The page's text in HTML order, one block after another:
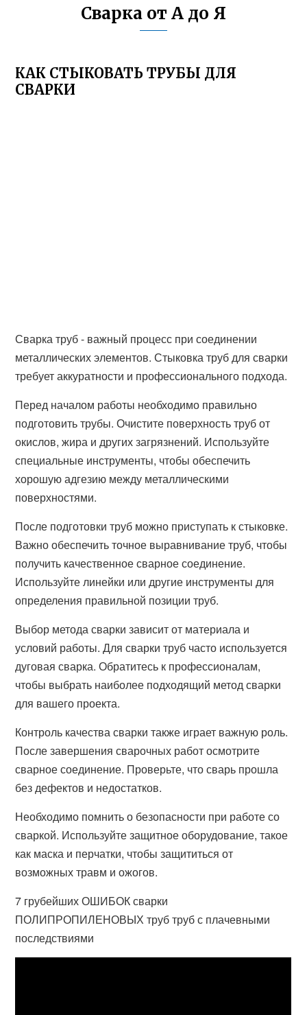
Сварка от А до Я
КАК СТЫКОВАТЬ ТРУБЫ ДЛЯ
СВАРКИ
Сварка труб - важный процесс при соединении
металлических элементов. Стыковка труб для сварки
требует аккуратности и профессионального подхода.
Перед началом работы необходимо правильно
подготовить трубы. Очистите поверхность труб от
окислов, жира и других загрязнений. Используйте
специальные инструменты, чтобы обеспечить
хорошую адгезию между металлическими
поверхностями.
После подготовки труб можно приступать к стыковке.
Важно обеспечить точное выравнивание труб, чтобы
получить качественное сварное соединение.
Используйте линейки или другие инструменты для
определения правильной позиции труб.
Выбор метода сварки зависит от материала и
условий работы. Для сварки труб часто используется
дуговая сварка. Обратитесь к профессионалам,
чтобы выбрать наиболее подходящий метод сварки
для вашего проекта.
Контроль качества сварки также играет важную роль.
После завершения сварочных работ осмотрите
сварное соединение. Проверьте, что сварь прошла
без дефектов и недостатков.
Необходимо помнить о безопасности при работе со
сваркой. Используйте защитное оборудование, такое
как маска и перчатки, чтобы защититься от
возможных травм и ожогов.
7 грубейших ОШИБОК сварки
ПОЛИПРОПИЛЕНОВЫХ труб труб с плачевными
последствиями